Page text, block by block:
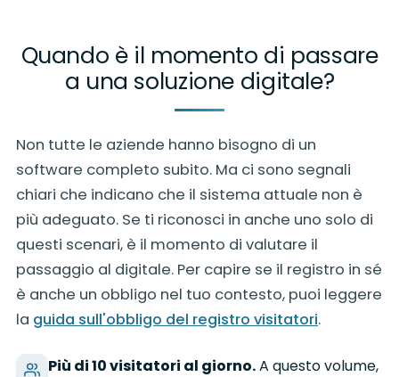
Quando è il momento di passare
a una soluzione digitale?
Non tutte le aziende hanno bisogno di un
software completo subito. Ma ci sono segnali
chiari che indicano che il sistema attuale non è
più adeguato. Se ti riconosci in anche uno solo di
questi scenari, è il momento di valutare il
passaggio al digitale. Per capire se il registro in sé
è anche un obbligo nel tuo contesto, puoi leggere
la guida sull'obbligo del registro visitatori.
Più di 10 visitatori al giorno.A questo volume,